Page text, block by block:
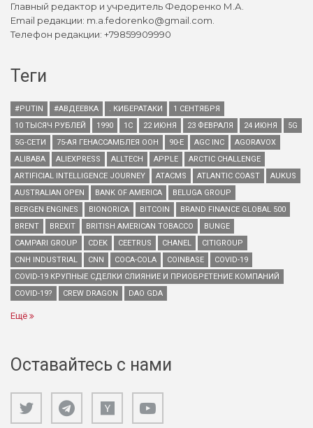
Главный редактор и учредитель Федоренко М.А.
Email редакции: m.a.fedorenko@gmail.com.
Телефон редакции: +79859909990
Теги
#PUTIN #АВДЕЕВКА . КИБЕРАТАКИ
1 СЕНТЯБРЯ
10 ТЫСЯЧ РУБЛЕЙ
1990 1С 22 ИЮНЯ 23 ФЕВРАЛЯ 24 ИЮНЯ
5G
5G-СЕТИ
75-АЯ ГЕНАССАМБЛЕЯ ООН 90-Е AGC INC
AGORAVOX
ALIBABA
ALIEXPRESS ALLTECH APPLE
ARCTIC CHALLENGE
ARTIFICIAL INTELLIGENCE JOURNEY
ATACMS ATLANTIC COAST
AUKUS
AUSTRALIAN OPEN
BANK OF AMERICA
BELUGA GROUP
BERGEN ENGINES
BIONORICA BITCOIN
BRAND FINANCE GLOBAL 500
BRENT
BREXIT BRITISH AMERICAN TOBACCO
BUNGE
CAMPARI GROUP
CDEK CEETRUS CHANEL
CITIGROUP
CNH INDUSTRIAL
CNN COCA-COLA COINBASE
COVID-19
COVID-19 КРУПНЫЕ СДЕЛКИ СЛИЯНИЕ И ПРИОБРЕТЕНИЕ КОМПАНИЙ
COVID-19?
CREW DRAGON DAO GDA
Ещё
Оставайтесь с нами